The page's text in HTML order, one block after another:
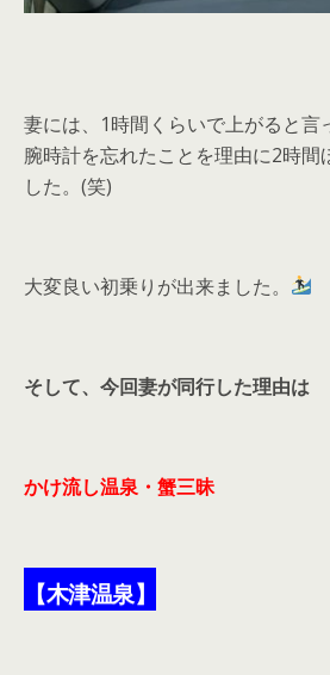
妻には、1時間くらいで上がると言
腕時計を忘れたことを理由に2時間
した。(笑)
大変良い初乗りが出来ました。
そして、今回妻が同行した理由は
かけ流し温泉・蟹三昧
【木津温泉】